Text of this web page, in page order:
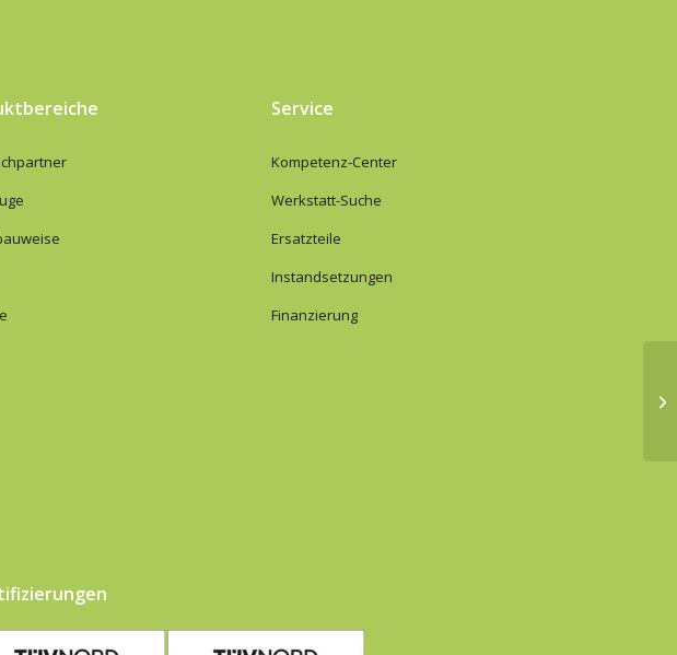
Service
Kompetenz-Center
Werkstatt-Suche
Ersatzteile
Instandsetzungen
Finanzierung